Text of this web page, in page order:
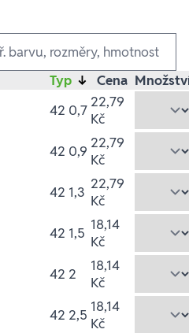
Typ ↓ Cena
42 0,7 22,79
Kč
42 0,9 22,79
Kč
42 1,3 22,79
Kč
42 1,5 18,14
Kč
42 2
18,14
Kč
42 2,5 18,14
Kč